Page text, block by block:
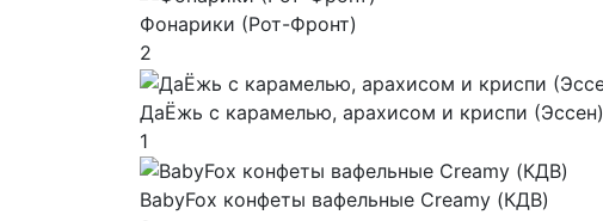
Фонарики (Рот-Фронт)
2
ДаЁжь с карамелью, арахисом и криспи (Эссен)
1
BabyFox конфеты вафельные Creamy (КДВ)